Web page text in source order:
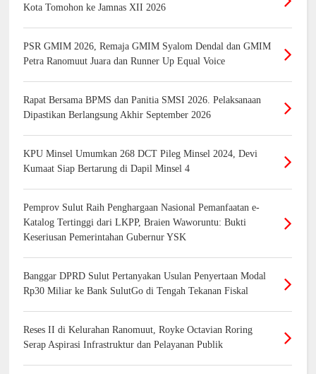
Kota Tomohon ke Jamnas XII 2026
PSR GMIM 2026, Remaja GMIM Syalom Dendal dan GMIM
Petra Ranomuut Juara dan Runner Up Equal Voice
Rapat Bersama BPMS dan Panitia SMSI 2026. Pelaksanaan
Dipastikan Berlangsung Akhir September 2026
KPU Minsel Umumkan 268 DCT Pileg Minsel 2024, Devi
Kumaat Siap Bertarung di Dapil Minsel 4
Pemprov Sulut Raih Penghargaan Nasional Pemanfaatan e-
Katalog Tertinggi dari LKPP, Braien Waworuntu: Bukti
Keseriusan Pemerintahan Gubernur YSK
Banggar DPRD Sulut Pertanyakan Usulan Penyertaan Modal
Rp30 Miliar ke Bank SulutGo di Tengah Tekanan Fiskal
Reses II di Kelurahan Ranomuut, Royke Octavian Roring
Serap Aspirasi Infrastruktur dan Pelayanan Publik